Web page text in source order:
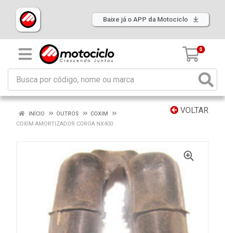
Baixe já o APP da Motociclo
0
VOLTAR
INÍCIO OUTROS
COXIM
COXIM AMORTIZADOR COROA NX400